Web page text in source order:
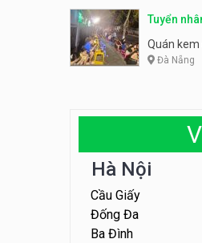
Tuyển
dừa
Quán
Đà Nẵng
Hà Nội
Cầu Giấy
Đống Đa
Ba Đình